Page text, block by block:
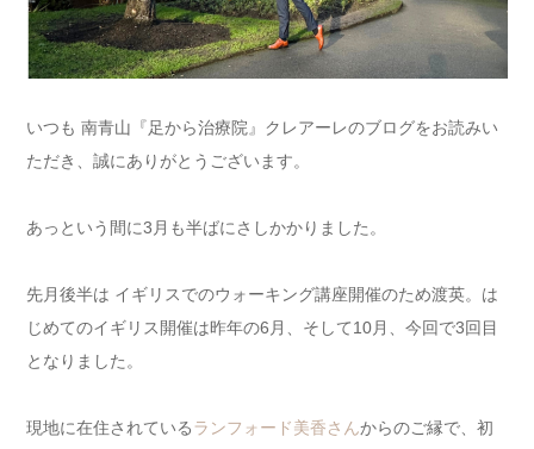
いつも 南青山『足から治療院』クレアーレのブログをお読みい
ただき、誠にありがとうございます。
あっという間に3月も半ばにさしかかりました。
先月後半は イギリスでのウォーキング講座開催のため渡英。は
じめてのイギリス開催は昨年の6月、そして10月、今回で3回目
となりました。
現地に在住されているランフォード美香さんからのご縁で、初